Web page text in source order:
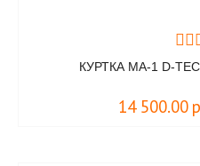
КУРТКА MA-1 D-
14 500.00 р